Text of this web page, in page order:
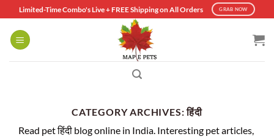
to
content
Limited-Time Combo's Live + FREE Shipping on All Orders GRAB NOW
CATEGORY ARCHIVES:हिंदी
Read pet हिंदी blog online in India. Interesting pet articles,